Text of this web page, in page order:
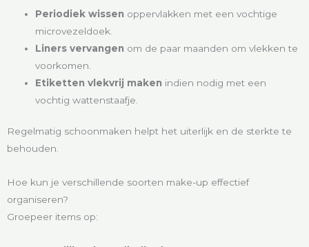
Periodiek wissen oppervlakken met een vochtige
microvezeldoek.
Liners vervangen om de paar maanden om vlekken te
voorkomen.
Etiketten vlekvrij maken indien nodig met een
vochtig wattenstaafje.
Regelmatig schoonmaken helpt het uiterlijk en de sterkte te
behouden.
Hoe kun je verschillende soorten make-up effectief
organiseren?
Groepeer items op: